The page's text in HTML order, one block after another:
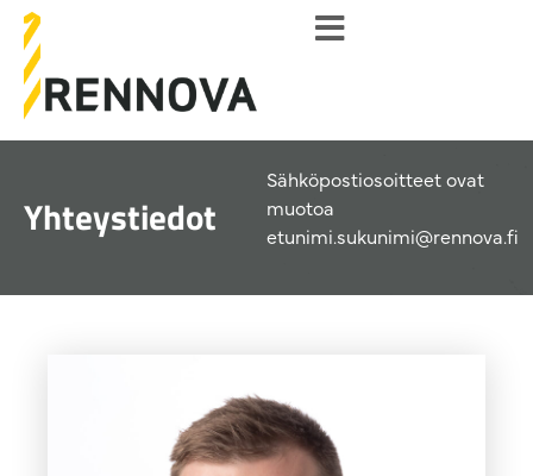
Yhteystiedot
Sähköpostiosoitteet ovat
muotoa
etunimi.sukunimi@rennova.fi